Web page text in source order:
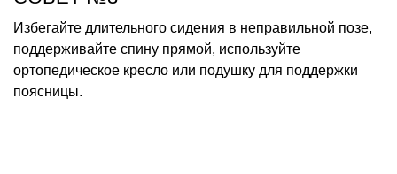
Избегайте длительного сидения в неправильной позе,
поддерживайте спину прямой, используйте
ортопедическое кресло или подушку для поддержки
поясницы.